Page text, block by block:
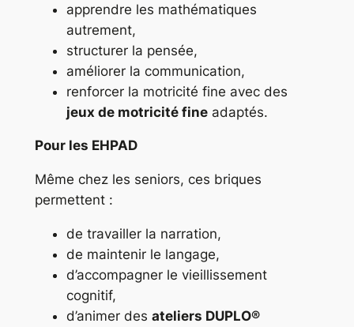
apprendre les mathématiques
autrement,
structurer la pensée,
améliorer la communication,
renforcer la motricité fine avec des
jeux de motricité fineadaptés.
Pour les EHPAD
Même chez les seniors, ces briques
permettent :
de travailler la narration,
de maintenir le langage,
d’accompagner le vieillissement
cognitif,
d’animer des ateliers DUPLO®